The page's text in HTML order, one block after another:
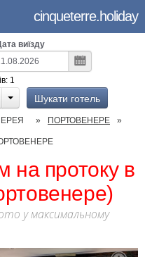
cinqueterre.holiday
виїзду
1
Шукати готель
ПОРТОВЕНЕРЕ
на протоку в
у максимальному